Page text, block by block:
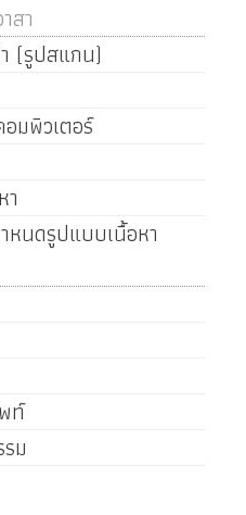
สา
(รูปสแกน)
มพิวเตอร์
หนดรูปแบบเนื้อหา
ท์
ม